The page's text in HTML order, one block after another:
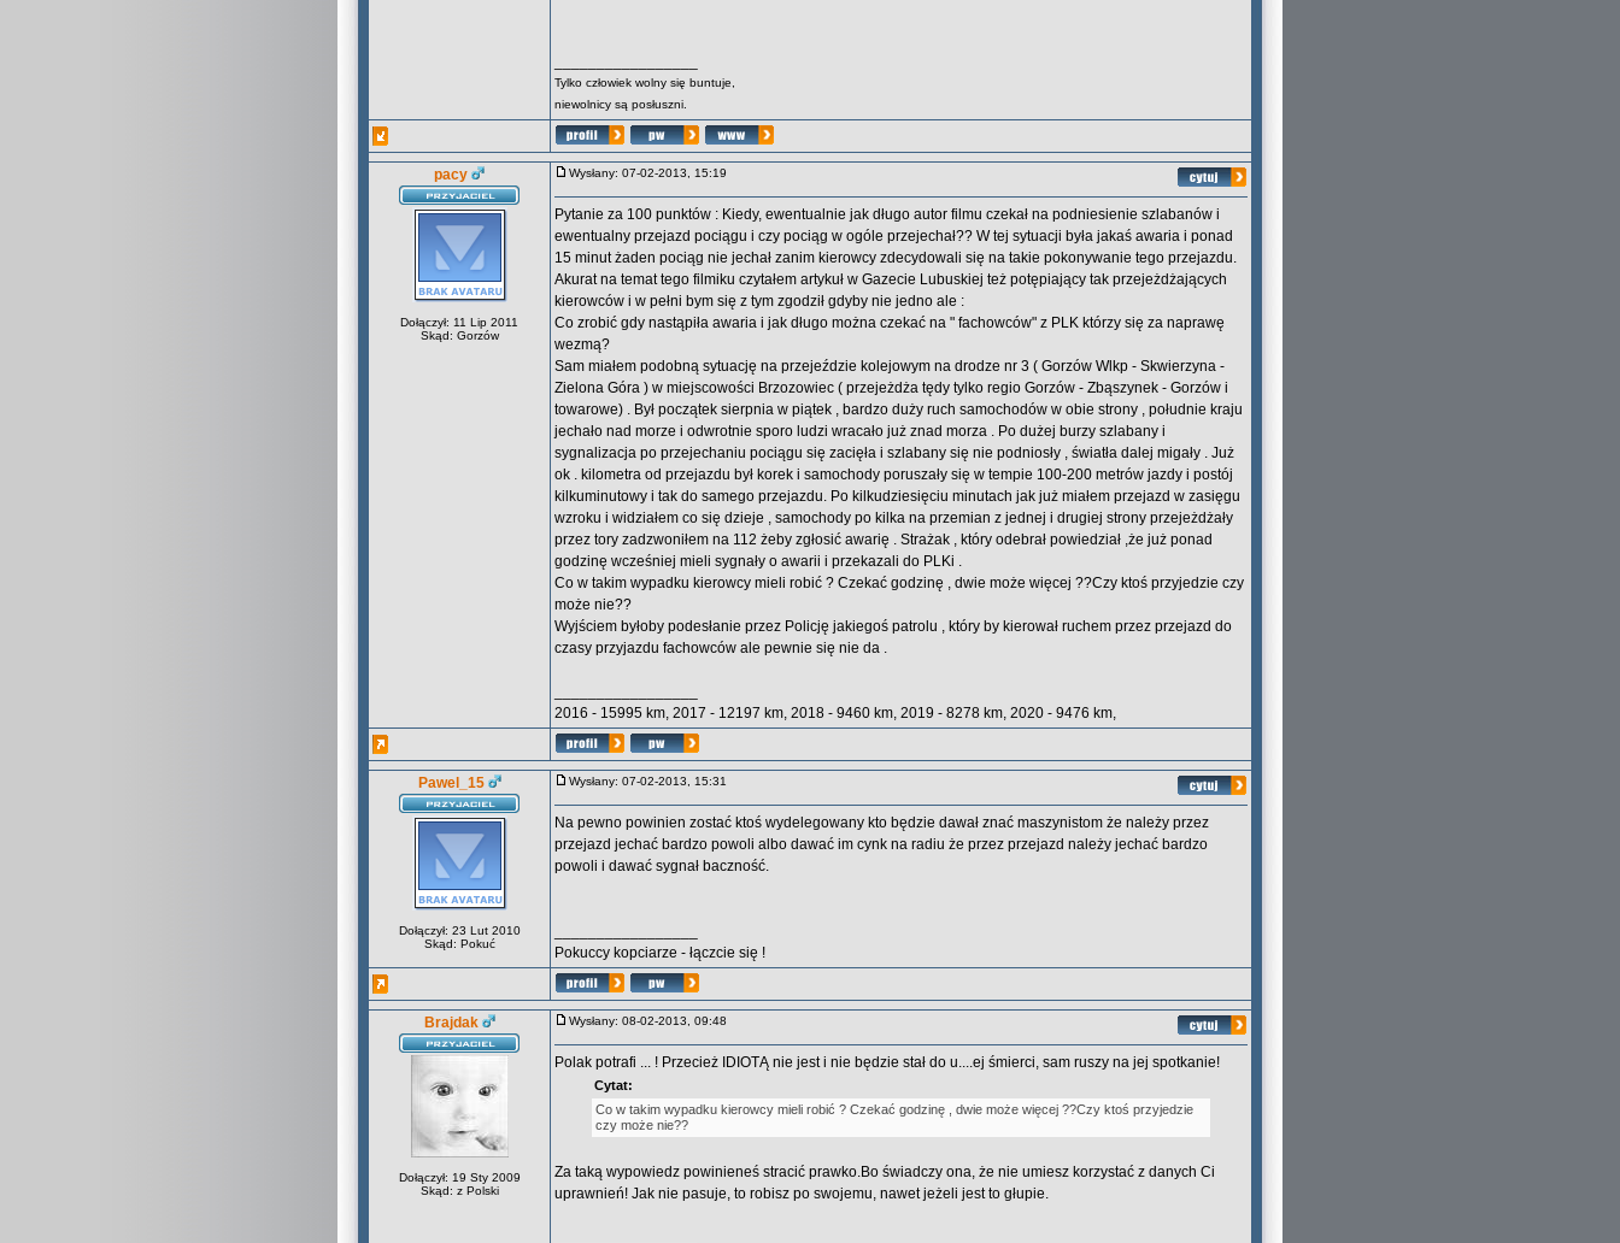
Tylko człowiek wolny się buntuje,
niewolnicy są posłuszni.
pacy
Dołączył: 11 Lip 2011
Skąd: Gorzów
Wysłany: 07-02-2013, 15:19
Pytanie za 100 punktów : Kiedy, ewentualnie jak długo autor filmu czekał na podniesienie szlabanów i
ewentualny przejazd pociągu i czy pociąg w ogóle przejechał?? W tej sytuacji była jakaś awaria i ponad
15 minut żaden pociąg nie jechał zanim kierowcy zdecydowali się na takie pokonywanie tego przejazdu.
Akurat na temat tego filmiku czytałem artykuł w Gazecie Lubuskiej też potępiający tak przejeżdżających
kierowców i w pełni bym się z tym zgodził gdyby nie jedno ale :
Co zrobić gdy nastąpiła awaria i jak długo można czekać na " fachowców" z PLK którzy się za naprawę
wezmą?
Sam miałem podobną sytuację na przejeździe kolejowym na drodze nr 3 ( Gorzów Wlkp - Skwierzyna -
Zielona Góra ) w miejscowości Brzozowiec ( przejeżdża tędy tylko regio Gorzów - Zbąszynek - Gorzów i
towarowe) . Był początek sierpnia w piątek , bardzo duży ruch samochodów w obie strony , południe kraju
jechało nad morze i odwrotnie sporo ludzi wracało już znad morza . Po dużej burzy szlabany i
sygnalizacja po przejechaniu pociągu się zacięła i szlabany się nie podniosły , światła dalej migały . Już
ok . kilometra od przejazdu był korek i samochody poruszały się w tempie 100-200 metrów jazdy i postój
kilkuminutowy i tak do samego przejazdu. Po kilkudziesięciu minutach jak już miałem przejazd w zasięgu
wzroku i widziałem co się dzieje , samochody po kilka na przemian z jednej i drugiej strony przejeżdżały
przez tory zadzwoniłem na 112 żeby zgłosić awarię . Strażak , który odebrał powiedział ,że już ponad
godzinę wcześniej mieli sygnały o awarii i przekazali do PLKi .
Co w takim wypadku kierowcy mieli robić ? Czekać godzinę , dwie może więcej ??Czy ktoś przyjedzie czy
może nie??
Wyjściem byłoby podesłanie przez Policję jakiegoś patrolu , który by kierował ruchem przez przejazd do
czasy przyjazdu fachowców ale pewnie się nie da .
2016 - 15995 km, 2017 - 12197 km, 2018 - 9460 km, 2019 - 8278 km, 2020 - 9476 km,
Pawel_15
Dołączył: 23 Lut 2010
Skąd: Pokuć
Wysłany: 07-02-2013, 15:31
Na pewno powinien zostać ktoś wydelegowany kto będzie dawał znać maszynistom że należy przez
przejazd jechać bardzo powoli albo dawać im cynk na radiu że przez przejazd należy jechać bardzo
powoli i dawać sygnał baczność.
Pokuccy kopciarze - łączcie się !
Brajdak
Dołączył: 19 Sty 2009
Skąd: z Polski
Wysłany: 08-02-2013, 09:48
Polak potrafi ... ! Przecież IDIOTĄ nie jest i nie będzie stał do u....ej śmierci, sam ruszy na jej spotkanie!
Cytat:
Co w takim wypadku kierowcy mieli robić ? Czekać godzinę , dwie może więcej ??Czy ktoś przyjedzie
czy może nie??
Za taką wypowiedz powinieneś stracić prawko.Bo świadczy ona, że nie umiesz korzystać z danych Ci
uprawnień! Jak nie pasuje, to robisz po swojemu, nawet jeżeli jest to głupie.